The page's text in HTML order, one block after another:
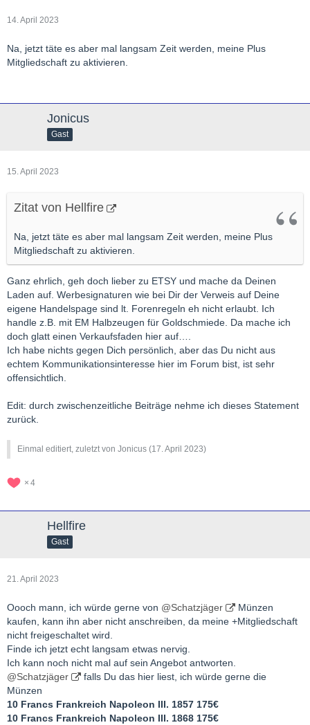
14. April 2023
Na, jetzt täte es aber mal langsam Zeit werden, meine Plus
Mitgliedschaft zu aktivieren.
Jonicus
Gast
15. April 2023
Zitat von Hellfire
Na, jetzt täte es aber mal langsam Zeit werden, meine Plus
Mitgliedschaft zu aktivieren.
Ganz ehrlich, geh doch lieber zu ETSY und mache da Deinen
Laden auf. Werbesignaturen wie bei Dir der Verweis auf Deine
eigene Handelspage sind lt. Forenregeln eh nicht erlaubt. Ich
handle z.B. mit EM Halbzeugen für Goldschmiede. Da mache ich
doch glatt einen Verkaufsfaden hier auf….
Ich habe nichts gegen Dich persönlich, aber das Du nicht aus
echtem Kommunikationsinteresse hier im Forum bist, ist sehr
offensichtlich.
Edit: durch zwischenzeitliche Beiträge nehme ich dieses Statement
zurück.
Einmal editiert, zuletzt von Jonicus (17. April 2023)
4
Hellfire
Gast
21. April 2023
Oooch mann, ich würde gerne von @Schatzjäger
Münzen
kaufen, kann ihn aber nicht anschreiben, da meine +Mitgliedschaft
nicht freigeschaltet wird.
Finde ich jetzt echt langsam etwas nervig.
Ich kann noch nicht mal auf sein Angebot antworten.
@Schatzjäger
falls Du das hier liest, ich würde gerne die
Münzen
10 Francs Frankreich Napoleon III. 1857 175€
10 Francs Frankreich Napoleon III. 1868 175€